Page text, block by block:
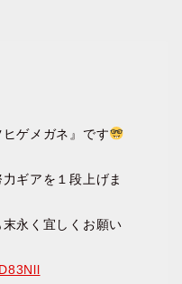
ゲメガネ』です
ギアを１段上げま
永く宜しくお願い